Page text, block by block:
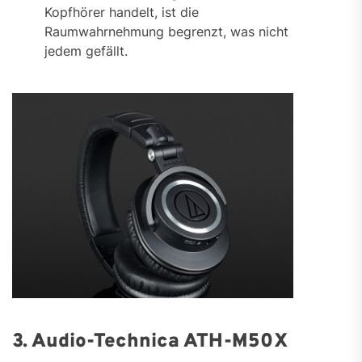
Kopfhörer handelt, ist die
Raumwahrnehmung begrenzt, was nicht
jedem gefällt.
3. Audio-Technica ATH-M50X